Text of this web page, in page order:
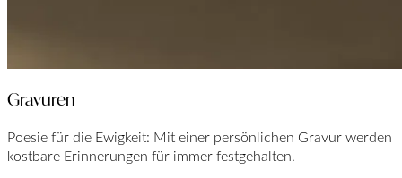
Gravuren
Poesie für die Ewigkeit: Mit einer persönlichen Gravur werden
kostbare Erinnerungen für immer festgehalten.